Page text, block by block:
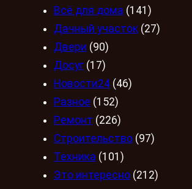
Всё для дома (141)
Дачный участок (27)
Двери (90)
Досуг (17)
Новости24 (46)
Разное (152)
Ремонт (226)
Строительство (97)
Техника (101)
Это интересно (212)